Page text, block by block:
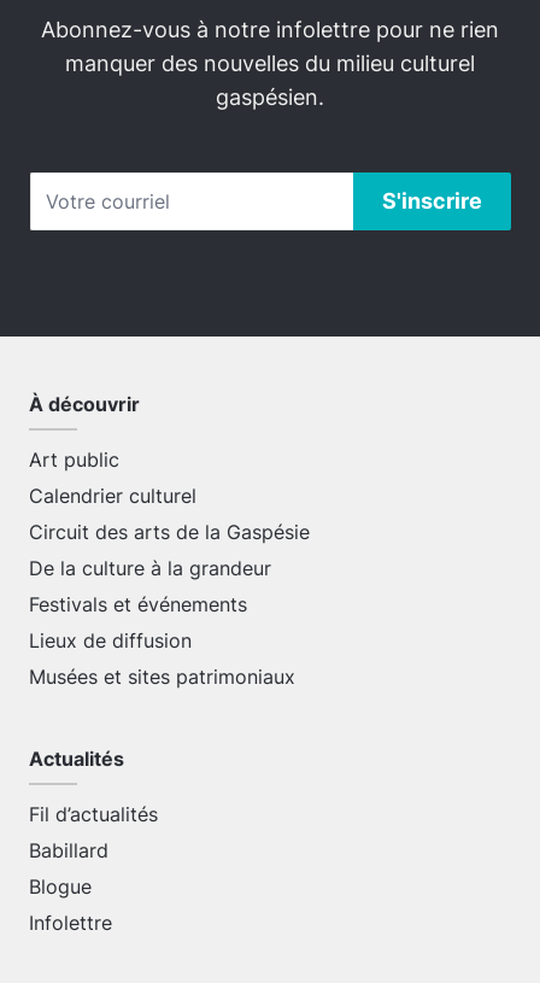
Abonnez-vous à notre infolettre pour ne rien
manquer des nouvelles du milieu culturel
gaspésien.
À découvrir
Art public
Calendrier culturel
Circuit des arts de la Gaspésie
De la culture à la grandeur
Festivals et événements
Lieux de diffusion
Musées et sites patrimoniaux
Actualités
Fil d’actualités
Babillard
Blogue
Infolettre